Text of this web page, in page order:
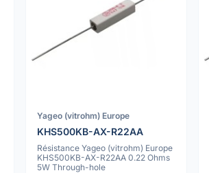
Yageo (vitrohm) Europe
KHS500KB-AX-R22AA
Résistance Yageo (vitrohm) Europe
KHS500KB-AX-R22AA 0.22 Ohms
5W Through-hole